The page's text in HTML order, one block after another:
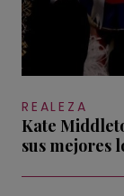
REALEZA
Kate
sus mejores